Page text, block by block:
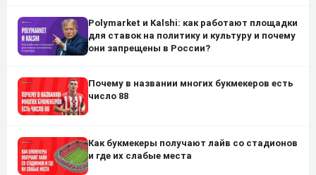
Polymarket и Kalshi: как работают площадки
для ставок на политику и культуру и почему
они запрещены в России?
Почему в названии многих букмекеров есть
число 88
Как букмекеры получают лайв со стадионов
и где их слабые места